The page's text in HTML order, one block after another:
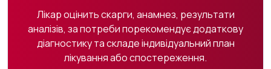
Лікар оцінить скарги, анамнез, результати
аналізів, за потреби порекомендує додаткову
діагностику та складе індивідуальний план
лікування або спостереження.